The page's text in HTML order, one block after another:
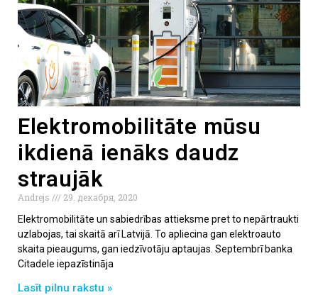
Elektromobilitāte mūsu
ikdienā ienāks daudz
straujāk
Andrejs
29. декабря, 2020
Elektromobilitāte un sabiedrības attieksme pret to nepārtraukti
uzlabojas, tai skaitā arī Latvijā. To apliecina gan elektroauto
skaita pieaugums, gan iedzīvotāju aptaujas. Septembrī banka
Citadele iepazīstināja
Lasīt pilnu rakstu »